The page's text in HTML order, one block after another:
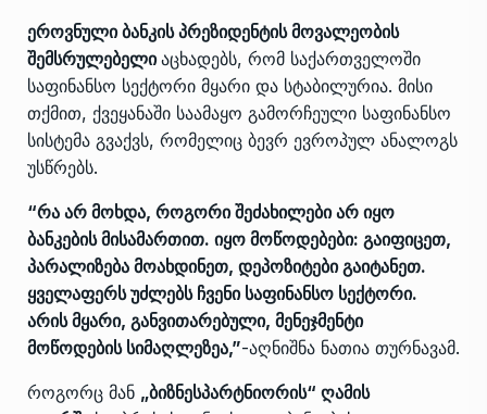
ეროვნული ბანკის პრეზიდენტის მოვალეობის
შემსრულებელიაცხადებს, რომ საქართველოში
საფინანსო სექტორი მყარი და სტაბილურია. მისი
თქმით, ქვეყანაში საამაყო გამორჩეული საფინანსო
სისტემა გვაქვს, რომელიც ბევრ ევროპულ ანალოგს
უსწრებს.
“რა არ მოხდა, როგორი შეძახილები არ იყო
ბანკების მისამართით. იყო მოწოდებები: გაიფიცეთ,
პარალიზება მოახდინეთ, დეპოზიტები გაიტანეთ.
ყველაფერს უძლებს ჩვენი საფინანსო სექტორი.
არის მყარი, განვითარებული, მენეჯმენტი
მოწოდების სიმაღლეზეა,”-აღნიშნა ნათია თურნავამ.
როგორც მან „ბიზნესპარტნიორის“ ღამის